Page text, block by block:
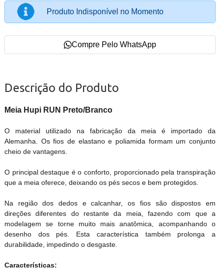
Produto Indisponível no Momento
Compre Pelo WhatsApp
Descrição do Produto
Meia Hupi RUN Preto/Branco
O material utilizado na fabricação da meia é importado da
Alemanha. Os fios de elastano e poliamida formam um conjunto
cheio de vantagens.
O principal destaque é o conforto, proporcionado pela transpiração
que a meia oferece, deixando os pés secos e bem protegidos.
Na região dos dedos e calcanhar, os fios são dispostos em
direções diferentes do restante da meia, fazendo com que a
modelagem se torne muito mais anatômica, acompanhando o
desenho dos pés. Esta característica também prolonga a
durabilidade, impedindo o desgaste.
Características: